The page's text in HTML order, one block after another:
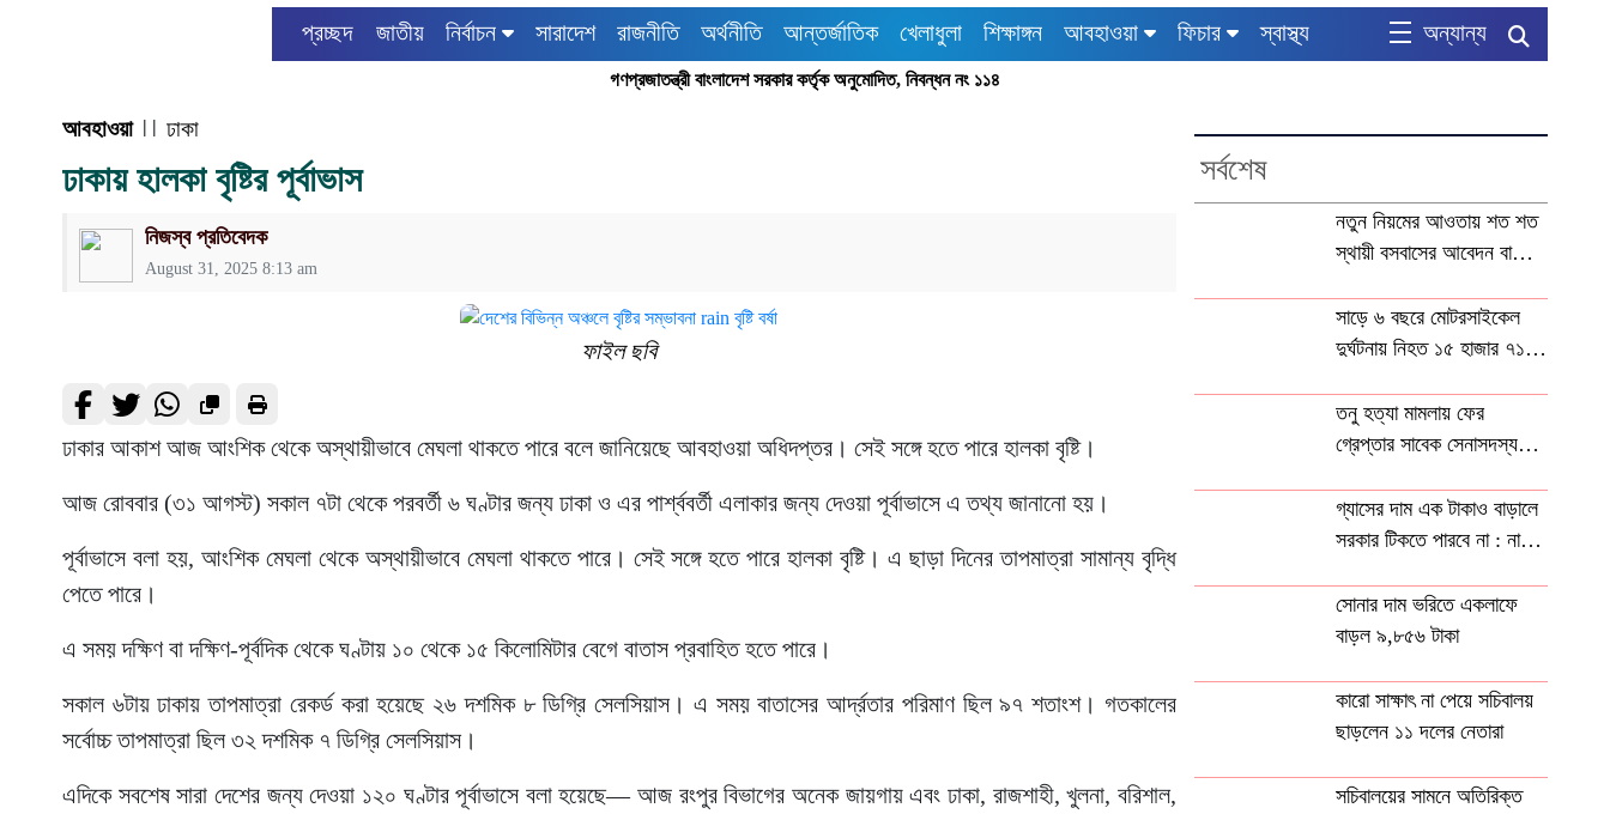
প্রচ্ছদ জাতীয় নির্বাচন সারাদেশ রাজনীতি অর্থনীতি আন্তর্জাতিক খেলাধুলা শিক্ষাঙ্গন আবহাওয়া ফিচার স্বাস্থ্য অন্যান্য
গণপ্রজাতন্ত্রী বাংলাদেশ সরকার কর্তৃক অনুমোদিত, নিবন্ধন নং ১১৪
আবহাওয়া| | ঢাকা
ঢাকায় হালকা বৃষ্টির পূর্বাভাস
নিজস্ব প্রতিবেদক
August 31, 2025 8:13 am
ফাইল ছবি
ঢাকার আকাশ আজ আংশিক থেকে অস্থায়ীভাবে মেঘলা থাকতে পারে বলে জানিয়েছে আবহাওয়া অধিদপ্তর। সেই সঙ্গে হতে পারে হালকা বৃষ্টি।
আজ রোববার (৩১ আগস্ট) সকাল ৭টা থেকে পরবর্তী ৬ ঘণ্টার জন্য ঢাকা ও এর পার্শ্ববর্তী এলাকার জন্য দেওয়া পূর্বাভাসে এ তথ্য জানানো হয়।
পূর্বাভাসে বলা হয়, আংশিক মেঘলা থেকে অস্থায়ীভাবে মেঘলা থাকতে পারে। সেই সঙ্গে হতে পারে হালকা বৃষ্টি। এ ছাড়া দিনের তাপমাত্রা সামান্য বৃদ্ধি
পেতে পারে।
এ সময় দক্ষিণ বা দক্ষিণ-পূর্বদিক থেকে ঘণ্টায় ১০ থেকে ১৫ কিলোমিটার বেগে বাতাস প্রবাহিত হতে পারে।
সকাল ৬টায় ঢাকায় তাপমাত্রা রেকর্ড করা হয়েছে ২৬ দশমিক ৮ ডিগ্রি সেলসিয়াস। এ সময় বাতাসের আর্দ্রতার পরিমাণ ছিল ৯৭ শতাংশ। গতকালের
সর্বোচ্চ তাপমাত্রা ছিল ৩২ দশমিক ৭ ডিগ্রি সেলসিয়াস।
এদিকে সবশেষ সারা দেশের জন্য দেওয়া ১২০ ঘণ্টার পূর্বাভাসে বলা হয়েছে— আজ রংপুর বিভাগের অনেক জায়গায় এবং ঢাকা, রাজশাহী, খুলনা, বরিশাল,
সর্বশেষ
নতুন নিয়মের আওতায় শত শত
স্থায়ী বসবাসের আবেদন বাতিল
সাড়ে ৬ বছরে মোটরসাইকেল
দুর্ঘটনায় নিহত ১৫ হাজার ৭১২
তনু হত্যা মামলায় ফের
গ্রেপ্তার সাবেক সেনাসদস্য
গ্যাসের দাম এক টাকাও বাড়ালে
সরকার টিকতে পারবে না : নাহিদ
সোনার দাম ভরিতে একলাফে
বাড়ল ৯,৮৫৬ টাকা
কারো সাক্ষাৎ না পেয়ে সচিবালয়
ছাড়লেন ১১ দলের নেতারা
সচিবালয়ের সামনে অতিরিক্ত